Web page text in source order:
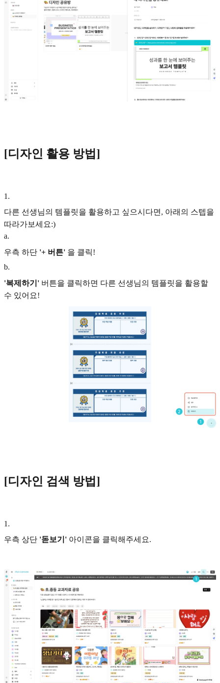
[디자인 활용 방법]
1 .
다른 선생님의 템플릿을 활용하고 싶으시다면, 아래의 스텝을
따라가보세요:)
a.
우측 하단 '+ 버튼' 을 클릭!
b.
'복제하기' 버튼을 클릭하면 다른 선생님의 템플릿을 활용할
수 있어요!
[디자인 검색 방법]
1 .
우측 상단 '돋보기' 아이콘을 클릭해주세요.